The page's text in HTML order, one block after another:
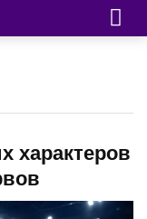
характеров